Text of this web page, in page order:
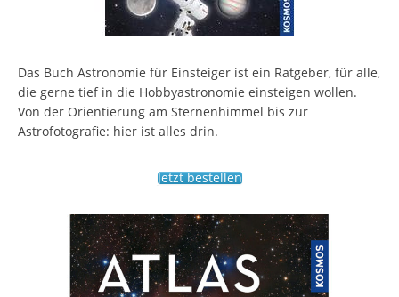
Das Buch Astronomie für Einsteiger ist ein Ratgeber, für alle,
die gerne tief in die Hobbyastronomie einsteigen wollen.
Von der Orientierung am Sternenhimmel bis zur
Astrofotografie: hier ist alles drin.
Jetzt bestellen